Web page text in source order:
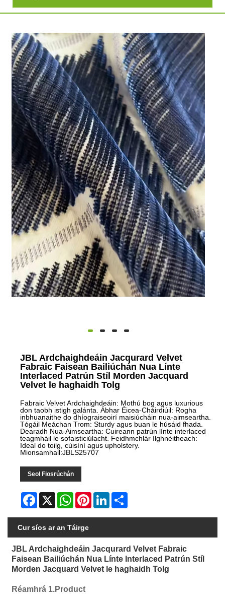
JBL Ardchaighdeáin Jacqurard Velvet
Fabraic Faisean Bailiúchán Nua Línte
Interlaced Patrún Stíl Morden Jacquard
Velvet le haghaidh Tolg
Fabraic Velvet Ardchaighdeáin: Mothú bog agus luxurious
don taobh istigh galánta. Ábhar Éicea-Cháirdiúil: Rogha
inbhuanaithe do dhíograiseoirí maisiúcháin nua-aimseartha.
Tógáil Meáchan Trom: Sturdy agus buan le húsáid fhada.
Dearadh Nua-Aimseartha: Cuireann patrún línte interlaced
teagmháil le sofaisticiúlacht. Feidhmchlár Ilghnéitheach:
Ideal do toilg, cúisíní agus upholstery.
Mionsamhail:JBLS25707
Seol Fiosrúchán
Facebook
X WhatsAppPinterestLinkedIn
Cur síos ar an Táirge
JBL Ardchaighdeáin Jacqurard Velvet Fabraic
Faisean Bailiúchán Nua Línte Interlaced Patrún Stíl
Morden Jacquard Velvet le haghaidh Tolg
Réamhrá 1.Product